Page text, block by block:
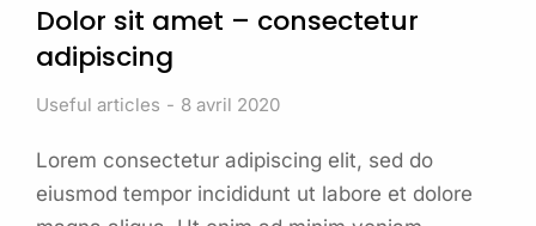
Dolor sit amet – consectetur
adipiscing
Useful articles 8 avril 2020
Lorem consectetur adipiscing elit, sed do
eiusmod tempor incididunt ut labore et dolore